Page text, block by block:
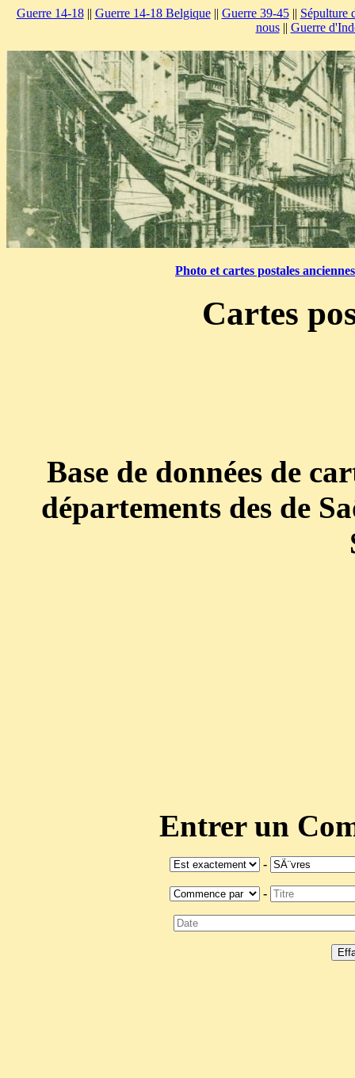
Guerre 14-18|| Guerre 14-18 Belgique|| Guerre 39-45|| Sépulture
nous|| Guerre
Photo et cartes postales
Cartes
Base de données de
départements des de
Entrer un
-
-